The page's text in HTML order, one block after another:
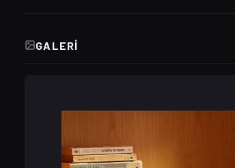
GALERI